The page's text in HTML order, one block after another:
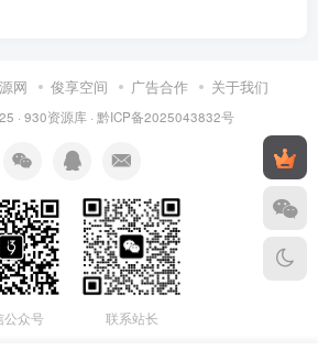
网 俊享空间 广告合作 关于我们
· 930资源库· 黔ICP备2025043832号
公众号 联系站长